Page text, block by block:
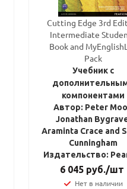
Cutting Edge 3rd
Intermediate
Book and
Pack
Учебник с
компонентами
Автор: Peter
Jonathan
Araminta Crace and
Cunningham
Издательство:
6 045 руб./шт
Нет в наличии